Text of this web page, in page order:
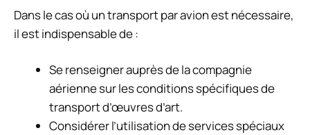
Dans le cas où un transport par avion est nécessaire,
il est indispensable de :
Se renseigner auprès de la compagnie
aérienne sur les conditions spécifiques de
transport d’œuvres d’art.
Considérer l’utilisation de services spéciaux